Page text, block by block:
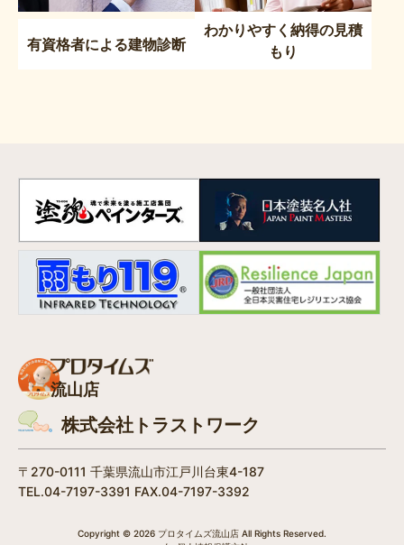
有資格者による建物診断
わかりやすく納得の見積
もり
流山店
株式会社トラストワーク
〒270-0111 千葉県流山市江戸川台東4-187
TEL.04-7197-3391 FAX.04-7197-3392
Copyright © 2026 プロタイムズ流山店 All Rights Reserved.